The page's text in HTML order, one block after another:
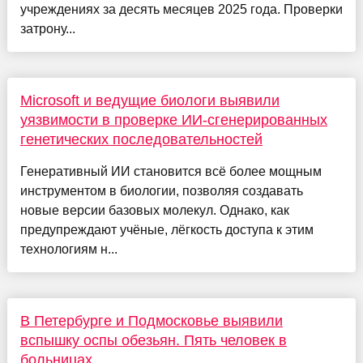
учреждениях за десять месяцев 2025 года. Проверки
затрону...
Microsoft и ведущие биологи выявили
уязвимости в проверке ИИ-сгенерированных
генетических последовательностей
Генеративный ИИ становится всё более мощным
инструментом в биологии, позволяя создавать
новые версии базовых молекул. Однако, как
предупреждают учёные, лёгкость доступа к этим
технологиям н...
В Петербурге и Подмосковье выявили
вспышку оспы обезьян. Пять человек в